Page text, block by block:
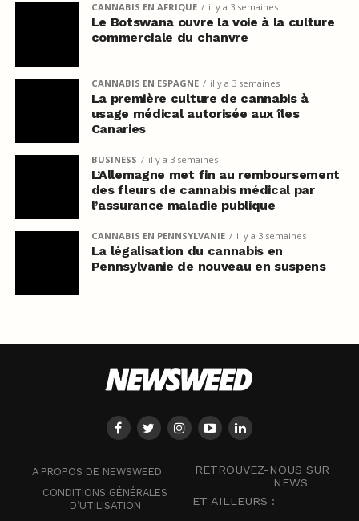
CANNABIS EN AFRIQUE il y a 3 semaines
Le Botswana ouvre la voie à la culture
commerciale du chanvre
CANNABIS EN ESPAGNE il y a 3 semaines
La première culture de cannabis à
usage médical autorisée aux îles
Canaries
BUSINESS il y a 3 semaines
L’Allemagne met fin au remboursement
des fleurs de cannabis médical par
l’assurance maladie publique
CANNABIS EN PENNSYLVANIE il y a 3 semaines
La légalisation du cannabis en
Pennsylvanie de nouveau en suspens
A PROPOS DE NEWSWEED
CONDITIONS GÉNÉRALES
D’UTILISATION
RETROUVEZ-NOUS SUR
NEWS
ET AILLEURS :